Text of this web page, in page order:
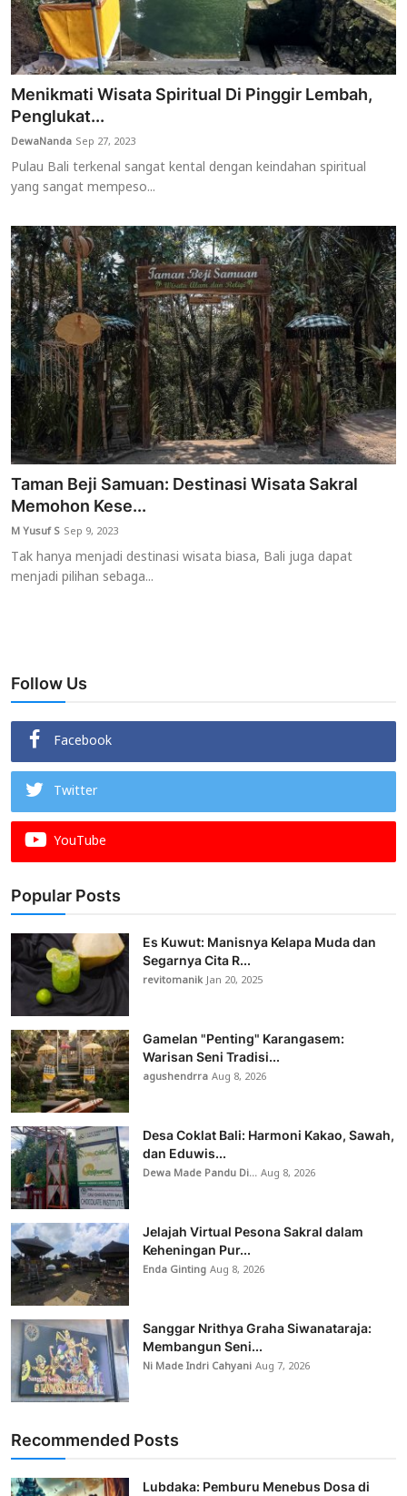
Menikmati Wisata Spiritual Di Pinggir Lembah,
Penglukat...
DewaNanda Sep 27, 2023
Pulau Bali terkenal sangat kental dengan keindahan spiritual
yang sangat mempeso...
Taman Beji Samuan: Destinasi Wisata Sakral
Memohon Kese...
M Yusuf S Sep 9, 2023
Tak hanya menjadi destinasi wisata biasa, Bali juga dapat
menjadi pilihan sebaga...
Follow Us
Facebook
Twitter
YouTube
Popular Posts
Es Kuwut: Manisnya Kelapa Muda dan
Segarnya Cita R...
revitomanikJan 20, 2025
Gamelan "Penting" Karangasem:
Warisan Seni Tradisi...
agushendrraAug 8, 2026
Desa Coklat Bali: Harmoni Kakao, Sawah,
dan Eduwis...
Dewa Made Pandu Di...Aug 8, 2026
Jelajah Virtual Pesona Sakral dalam
Keheningan Pur...
Enda GintingAug 8, 2026
Sanggar Nrithya Graha Siwanataraja:
Membangun Seni...
Ni Made Indri CahyaniAug 7, 2026
Recommended Posts
Lubdaka: Pemburu Menebus Dosa di